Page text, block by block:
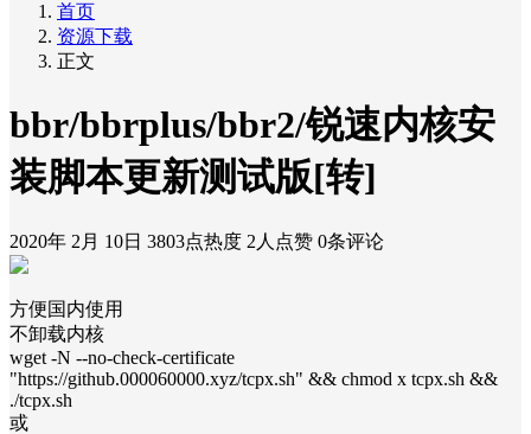
首页
资源下载
正文
bbr/bbrplus/bbr2/锐速内核安
装脚本更新测试版[转]
2020年 2月 10日 3803点热度 2人点赞 0条评论
方便国内使用
不卸载内核
wget -N --no-check-certificate
"https://github.000060000.xyz/tcpx.sh" && chmod x tcpx.sh &&
./tcpx.sh
或